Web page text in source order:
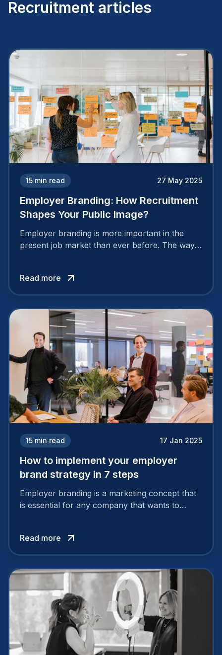
Recruitment articles
15 min read 27 May 2025
Employer Branding: How Recruitment
Shapes Your Public Image?
Employer branding is more important in the
present job market than ever before. The way
Read more
15 min read 17 Jan 2025
How to implement your employer
brand strategy in 7 steps
Employer branding is a marketing concept that
is essential for any company that wants to
solid and positive employer brand are clear, you
cannot simply wave a magic wand for it to be
Read more